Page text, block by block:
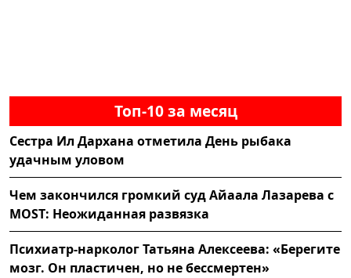
Топ-10 за месяц
Сестра Ил Дархана отметила День рыбака
удачным уловом
Чем закончился громкий суд Айаала Лазарева с
MOST: Неожиданная развязка
Психиатр-нарколог Татьяна Алексеева: «Берегите
мозг. Он пластичен, но не бессмертен»